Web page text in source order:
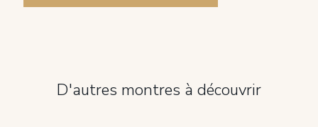
D'autres montres à découvrir